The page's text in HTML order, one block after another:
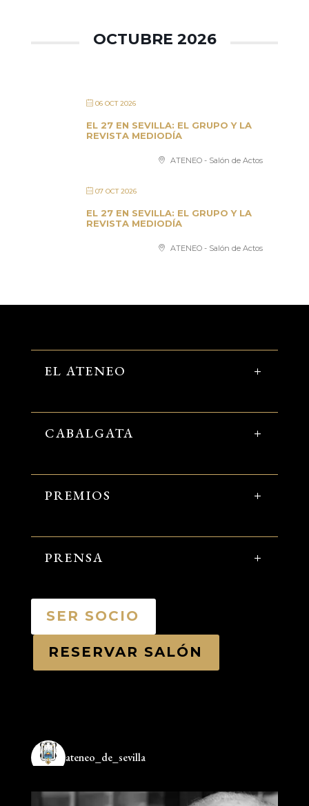
OCTUBRE 2026
06 OCT 2026
EL 27 EN SEVILLA: EL GRUPO Y LA
REVISTA MEDIODÍA
ATENEO - Salón de Actos
07 OCT 2026
EL 27 EN SEVILLA: EL GRUPO Y LA
REVISTA MEDIODÍA
ATENEO - Salón de Actos
EL ATENEO
CABALGATA
PREMIOS
PRENSA
SER SOCIO
RESERVAR SALÓN
ateneo_de_sevilla